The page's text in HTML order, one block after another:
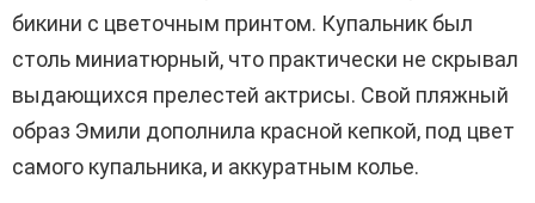
бикини с цветочным принтом. Купальник был
столь миниатюрный, что практически не скрывал
выдающихся прелестей актрисы. Свой пляжный
образ Эмили дополнила красной кепкой, под цвет
самого купальника, и аккуратным колье.